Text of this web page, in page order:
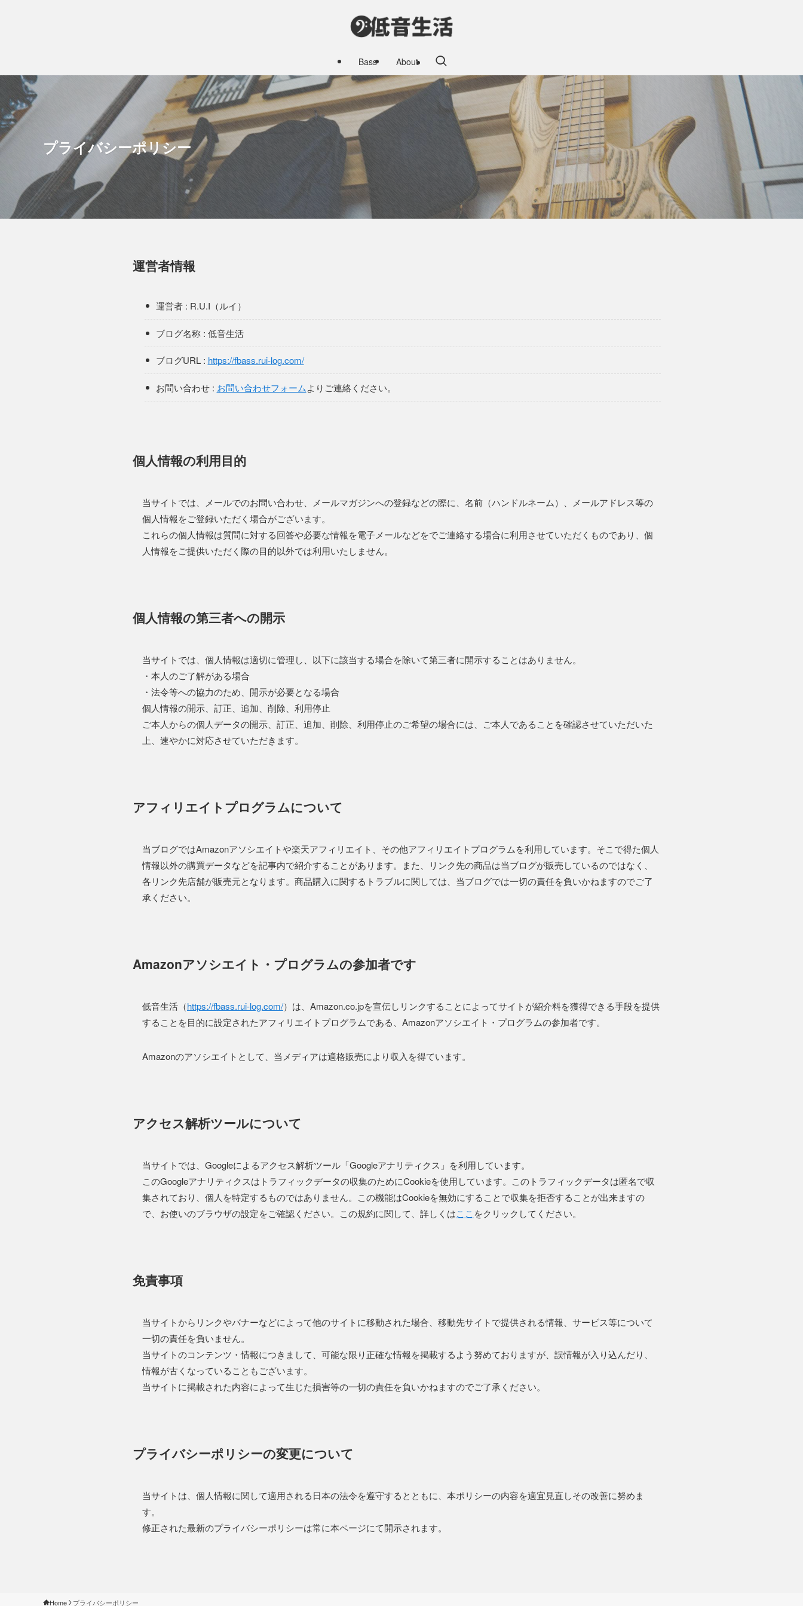
Bass About
プライバシーポリシー
運営者情報
運営者 : R.U.I（ルイ）
ブログ名称 : 低音生活
ブログURL : https://fbass.rui-log.com/
お問い合わせ : お問い合わせフォームよりご連絡ください。
個人情報の利用目的
当サイトでは、メールでのお問い合わせ、メールマガジンへの登録などの際に、名前（ハンドルネーム）、メールアドレス等の
個人情報をご登録いただく場合がございます。
これらの個人情報は質問に対する回答や必要な情報を電子メールなどをでご連絡する場合に利用させていただくものであり、個
人情報をご提供いただく際の目的以外では利用いたしません。
個人情報の第三者への開示
当サイトでは、個人情報は適切に管理し、以下に該当する場合を除いて第三者に開示することはありません。
・本人のご了解がある場合
・法令等への協力のため、開示が必要となる場合
個人情報の開示、訂正、追加、削除、利用停止
ご本人からの個人データの開示、訂正、追加、削除、利用停止のご希望の場合には、ご本人であることを確認させていただいた
上、速やかに対応させていただきます。
アフィリエイトプログラムについて
当ブログではAmazonアソシエイトや楽天アフィリエイト、その他アフィリエイトプログラムを利用しています。そこで得た個人
情報以外の購買データなどを記事内で紹介することがあります。また、リンク先の商品は当ブログが販売しているのではなく、
各リンク先店舗が販売元となります。商品購入に関するトラブルに関しては、当ブログでは一切の責任を負いかねますのでご了
承ください。
Amazonアソシエイト・プログラムの参加者です
低音生活（https://fbass.rui-log.com/）は、Amazon.co.jpを宣伝しリンクすることによってサイトが紹介料を獲得できる手段を提供
することを目的に設定されたアフィリエイトプログラムである、Amazonアソシエイト・プログラムの参加者です。
Amazonのアソシエイトとして、当メディアは適格販売により収入を得ています。
アクセス解析ツールについて
当サイトでは、Googleによるアクセス解析ツール「Googleアナリティクス」を利用しています。
このGoogleアナリティクスはトラフィックデータの収集のためにCookieを使用しています。このトラフィックデータは匿名で収
集されており、個人を特定するものではありません。この機能はCookieを無効にすることで収集を拒否することが出来ますの
で、お使いのブラウザの設定をご確認ください。この規約に関して、詳しくはここ をクリックしてください。
免責事項
当サイトからリンクやバナーなどによって他のサイトに移動された場合、移動先サイトで提供される情報、サービス等について
一切の責任を負いません。
当サイトのコンテンツ・情報につきまして、可能な限り正確な情報を掲載するよう努めておりますが、誤情報が入り込んだり、
情報が古くなっていることもございます。
当サイトに掲載された内容によって生じた損害等の一切の責任を負いかねますのでご了承ください。
プライバシーポリシーの変更について
当サイトは、個人情報に関して適用される日本の法令を遵守するとともに、本ポリシーの内容を適宜見直しその改善に努めま
す。
修正された最新のプライバシーポリシーは常に本ページにて開示されます。
Home プライバシーポリシー